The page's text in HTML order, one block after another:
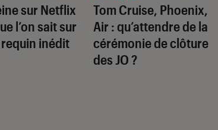
sur Netflix
l’on sait sur
inédit
Tom Cruise, Phoenix,
Air : qu’attendre de la
cérémonie de clôture
des JO ?